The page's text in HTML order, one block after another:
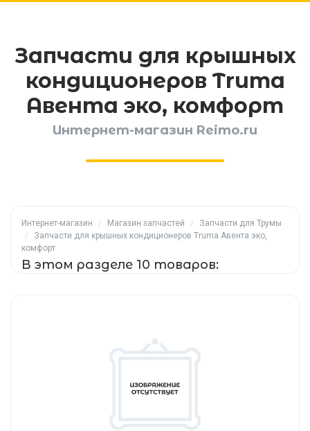
Запчасти для крышных
кондиционеров Truma
Авента эко, комфорт
Интернет-магазин Reimo.ru
Интернет-магазин / Магазин запчастей /
Запчасти для Трумы
/
Запчасти для крышных кондиционеров Truma Авента эко,
комфорт
В этом разделе 10 товаров: